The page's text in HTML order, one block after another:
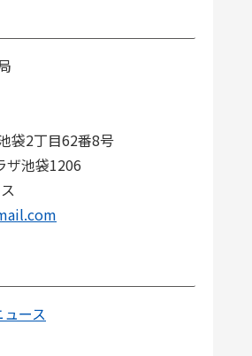
袋2丁目62番8号
ザ池袋1206
ース